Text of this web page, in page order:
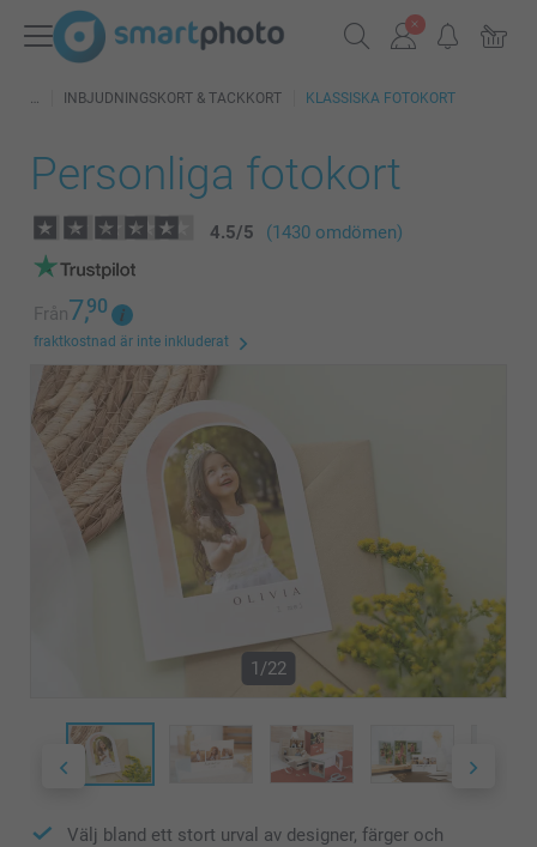
INBJUDNINGSKORT & TACKKORT KLASSISKA FOTOKORT
Personliga fotokort
4.5/5 (1430 omdömen)
Från7,90
fraktkostnad är inte inkluderat
1/22
Välj bland ett stort urval av designer, färger och